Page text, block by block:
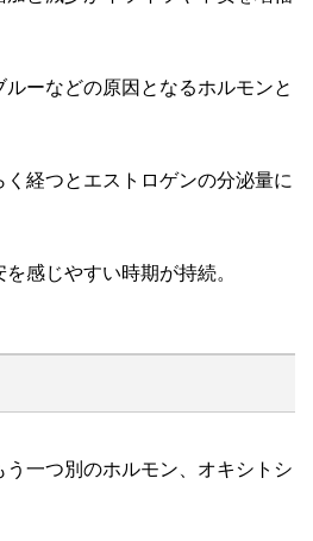
ーなどの原因となるホルモンと
く経つとエストロゲンの分泌量に
感じやすい時期が持続。
一つ別のホルモン、オキシトシ